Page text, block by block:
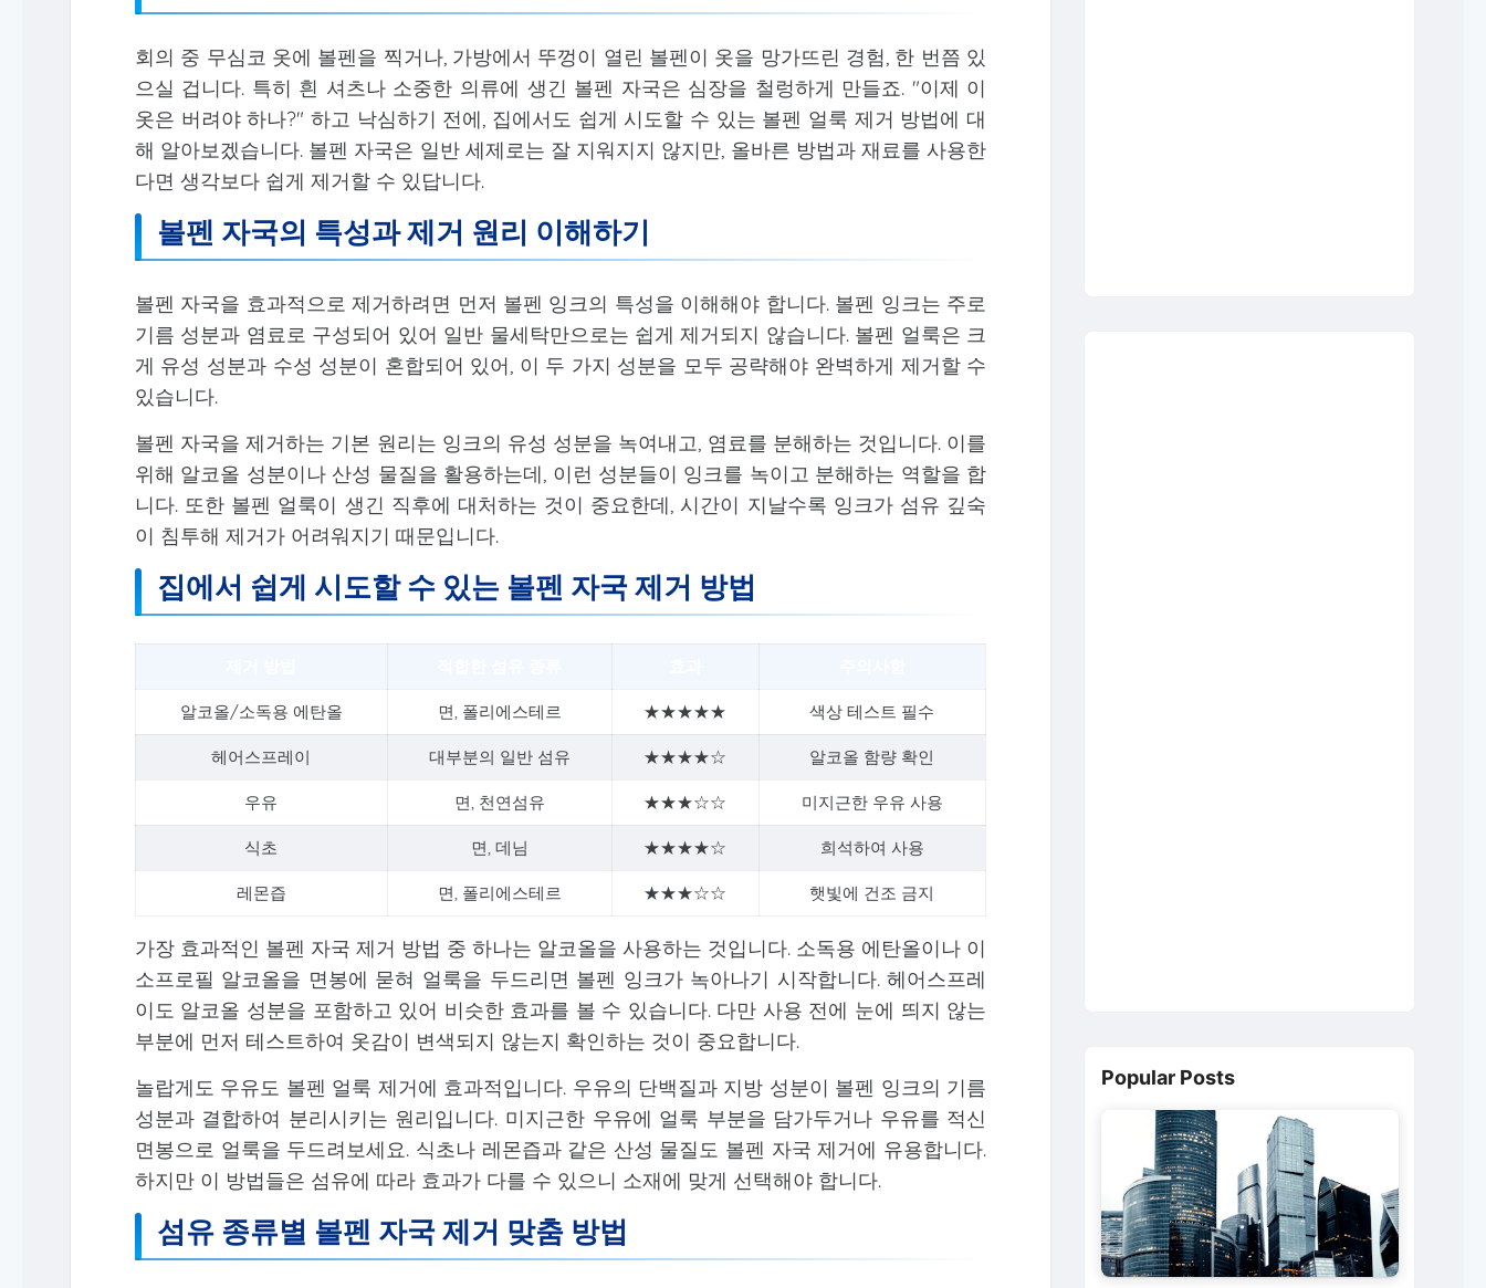
회의 중 무심코 옷에 볼펜을 찍거나, 가방에서 뚜껑이 열린 볼펜이 옷을 망가뜨린 경험, 한 번쯤 있
으실 겁니다. 특히 흰 셔츠나 소중한 의류에 생긴 볼펜 자국은 심장을 철렁하게 만들죠. "이제 이
옷은 버려야 하나?" 하고 낙심하기 전에, 집에서도 쉽게 시도할 수 있는 볼펜 얼룩 제거 방법에 대
해 알아보겠습니다. 볼펜 자국은 일반 세제로는 잘 지워지지 않지만, 올바른 방법과 재료를 사용한
다면 생각보다 쉽게 제거할 수 있답니다.
볼펜 자국의 특성과 제거 원리 이해하기
볼펜 자국을 효과적으로 제거하려면 먼저 볼펜 잉크의 특성을 이해해야 합니다. 볼펜 잉크는 주로
기름 성분과 염료로 구성되어 있어 일반 물세탁만으로는 쉽게 제거되지 않습니다. 볼펜 얼룩은 크
게 유성 성분과 수성 성분이 혼합되어 있어, 이 두 가지 성분을 모두 공략해야 완벽하게 제거할 수
있습니다.
볼펜 자국을 제거하는 기본 원리는 잉크의 유성 성분을 녹여내고, 염료를 분해하는 것입니다. 이를
위해 알코올 성분이나 산성 물질을 활용하는데, 이런 성분들이 잉크를 녹이고 분해하는 역할을 합
니다. 또한 볼펜 얼룩이 생긴 직후에 대처하는 것이 중요한데, 시간이 지날수록 잉크가 섬유 깊숙
이 침투해 제거가 어려워지기 때문입니다.
집에서 쉽게 시도할 수 있는 볼펜 자국 제거 방법
알코올/소독용 에탄올 면, 폴리에스테르 ★★★★★ 색상 테스트 필수
헤어스프레이 대부분의 일반 섬유 ★★★★☆ 알코올 함량 확인
우유 면, 천연섬유 ★★★☆☆ 미지근한 우유 사용
식초 면, 데님 ★★★★☆ 희석하여 사용
레몬즙 면, 폴리에스테르 ★★★☆☆ 햇빛에 건조 금지
가장 효과적인 볼펜 자국 제거 방법 중 하나는 알코올을 사용하는 것입니다. 소독용 에탄올이나 이
소프로필 알코올을 면봉에 묻혀 얼룩을 두드리면 볼펜 잉크가 녹아나기 시작합니다. 헤어스프레
이도 알코올 성분을 포함하고 있어 비슷한 효과를 볼 수 있습니다. 다만 사용 전에 눈에 띄지 않는
부분에 먼저 테스트하여 옷감이 변색되지 않는지 확인하는 것이 중요합니다.
놀랍게도 우유도 볼펜 얼룩 제거에 효과적입니다. 우유의 단백질과 지방 성분이 볼펜 잉크의 기름
성분과 결합하여 분리시키는 원리입니다. 미지근한 우유에 얼룩 부분을 담가두거나 우유를 적신
면봉으로 얼룩을 두드려보세요. 식초나 레몬즙과 같은 산성 물질도 볼펜 자국 제거에 유용합니다.
하지만 이 방법들은 섬유에 따라 효과가 다를 수 있으니 소재에 맞게 선택해야 합니다.
섬유 종류별 볼펜 자국 제거 맞춤 방법
Popular Posts